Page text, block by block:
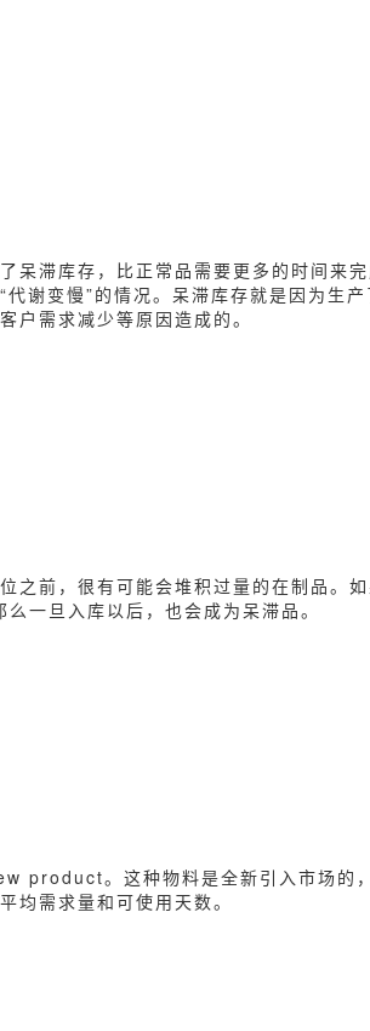
呆滞库存，比正常品需要更多的时间来完
谢变慢”的情况。呆滞库存就是因为生
户需求减少等原因造成的。
之前，很有可能会堆积过量的在制品。
一旦入库以后，也会成为呆滞品。
product。这种物料是全新引入市场的
均需求量和可使用天数。